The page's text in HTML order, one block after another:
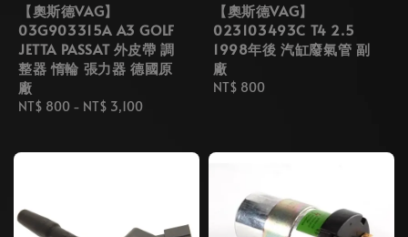
【奧斯德VAG】
03G903315A A3 GOLF
JETTA PASSAT 外皮帶 調
整器 惰輪 張力器 德國原
廠
Regular
NT$ 800 - NT$ 3,100
【奧斯德VAG】
023103493C T4 2.5
1998年後 汽缸廢氣管 副
廠
Regular
NT$ 800